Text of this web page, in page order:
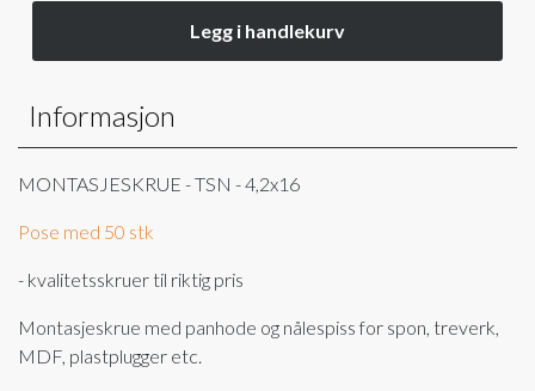
Legg i handlekurv
Informasjon
MONTASJESKRUE - TSN - 4,2x16
Pose med 50 stk
- kvalitetsskruer til riktig pris
​Montasjeskrue med panhode og nålespiss for spon, treverk,
MDF, plastplugger etc.